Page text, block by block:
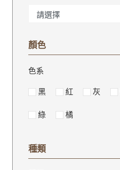
顏色
色系
黑 紅 灰
綠 橘
種類